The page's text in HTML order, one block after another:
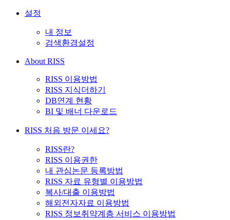
설정
내 정보
검색환경설정
About RISS
RISS 이용방법
RISS 지식더하기
DB연계 현황
BI 및 배너 다운로드
RISS 처음 방문 이세요?
RISS란?
RISS 이용권한
내 관심논문 등록방법
RISS 자료 유형별 이용방법
복사/대출 이용방법
해외전자자료 이용방법
RISS 정보취약계층 서비스 이용방법